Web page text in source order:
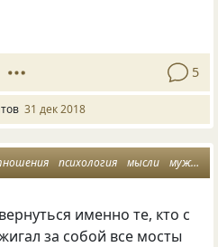
5
31 дек 2018
психология мысли мужчина
именно те, кто с
за собой все мосты